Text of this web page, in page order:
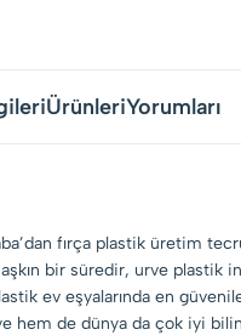
ÜrünleriYorumları
fırça plastik üretim
bir süredir, urve plastik
ev eşyalarında en
hem de dünya da çok iyi